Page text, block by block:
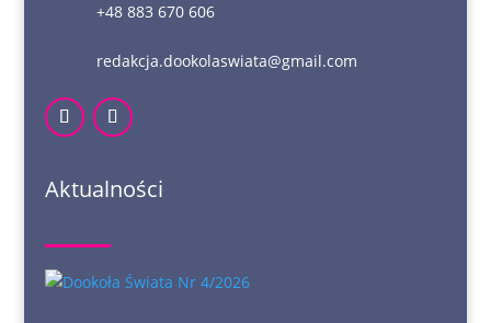
+48 883 670 606
redakcja.dookolaswiata@gmail.com
Aktualności